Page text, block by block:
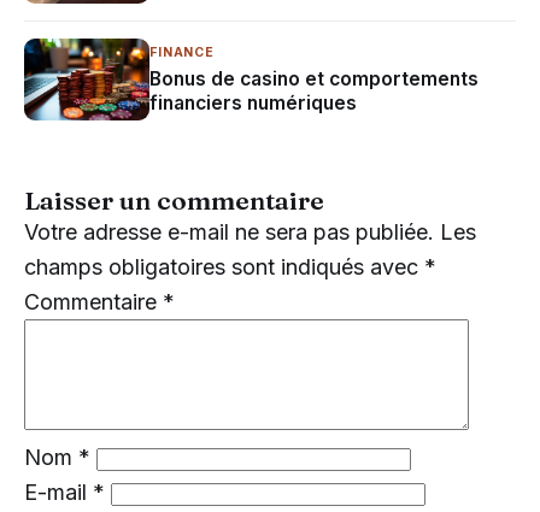
FINANCE
Bonus de casino et comportements
financiers numériques
Laisser un commentaire
Votre adresse e-mail ne sera pas publiée. Les
champs obligatoires sont indiqués avec *
Commentaire *
Nom *
E-mail *